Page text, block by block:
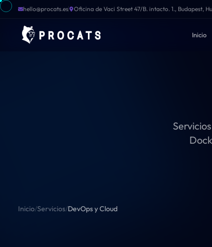
hello@procats.es Oficina de Vaci Street 47/B. intacto. 1., Budapest,
Inicio
Abisearch
Inicio/Servicios/DevOps y Cloud